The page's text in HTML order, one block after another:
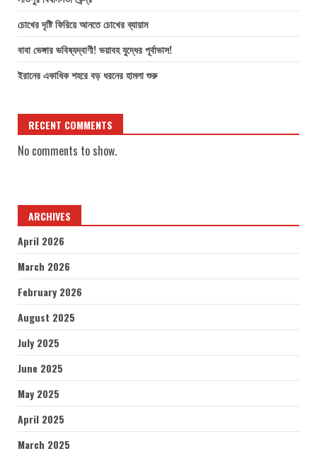
চোখের দৃষ্টি ফিরিয়ে আনতে চোখের ব্যায়াম
বাবা ভেঙ্গার ভবিষ্যদ্বাণী! ভয়াবহ যুদ্ধের পূর্বাভাস!
ইরানের একাধিক শহরে বড় ধরনের হামলা শুরু
RECENT COMMENTS
No comments to show.
ARCHIVES
April 2026
March 2026
February 2026
August 2025
July 2025
June 2025
May 2025
April 2025
March 2025